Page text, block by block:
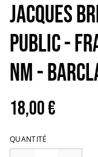
JACQUES
public -
NM -
18,00 €
QUANTITÉ